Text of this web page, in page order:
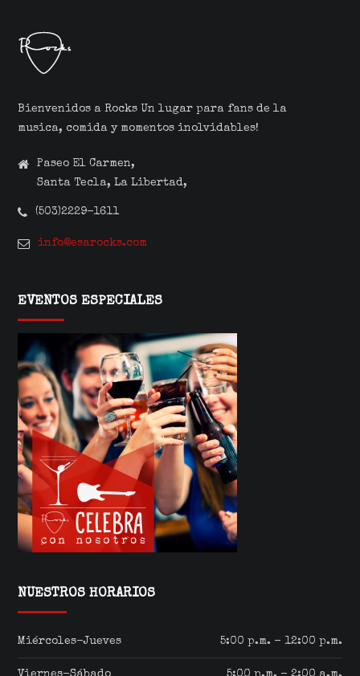
Bienvenidos a Rocks Un lugar para fans de la
musica, comida y momentos inolvidables!
Paseo El Carmen,
Santa Tecla, La Libertad,
(503)2229-1611
info@esarocks.com
EVENTOS ESPECIALES
NUESTROS HORARIOS
Miércoles-Jueves 5:00 p.m. - 12:00 p.m.